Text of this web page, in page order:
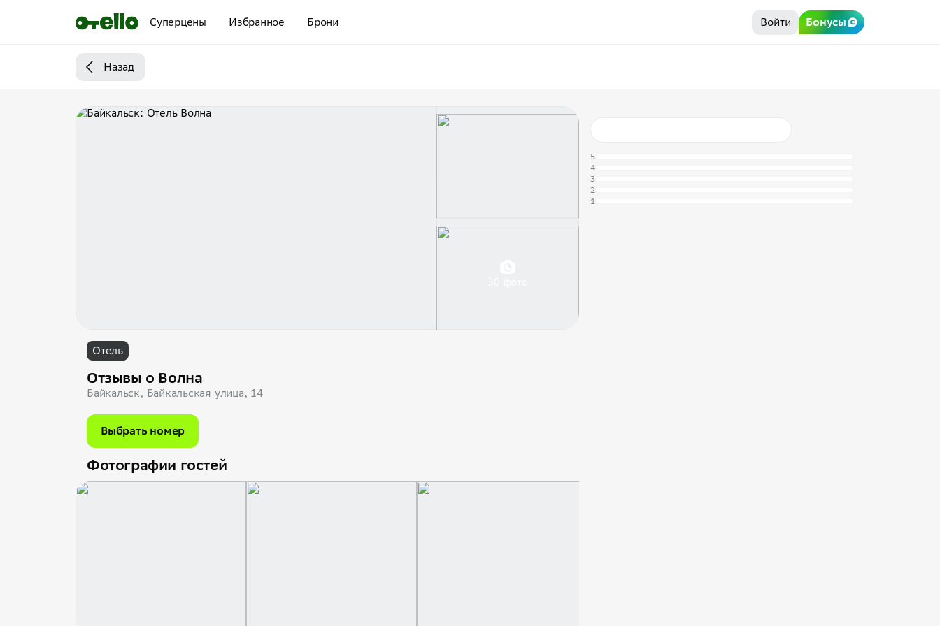
Суперцены Избранное Брони Войти Бонусы
Назад
Отель
Отзывы о Волна
Байкальск, Байкальская улица, 14
Выбрать номер
Фотографии гостей
5
4
3
2
1